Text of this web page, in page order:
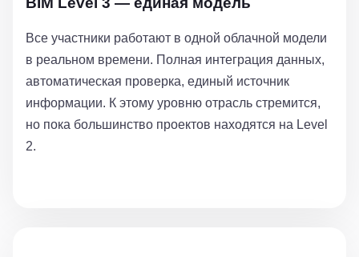
Все участники работают в одной облачной модели
в реальном времени. Полная интеграция данных,
автоматическая проверка, единый источник
информации. К этому уровню отрасль стремится,
но пока большинство проектов находятся на Level
2.